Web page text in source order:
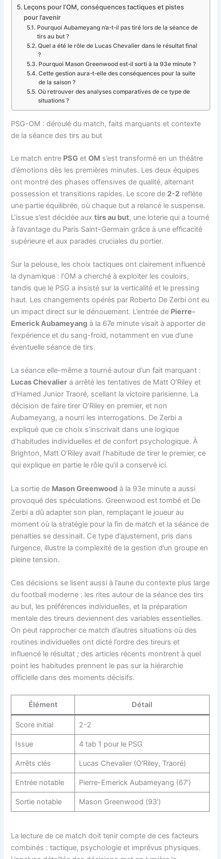
Leçons pour l’OM, conséquences tactiques et pistes
pour l’avenir
Pourquoi Aubameyang n’a-t-il pas tiré lors de la séance de
tirs au but ?
Quel a été le rôle de Lucas Chevalier dans le résultat final
?
Pourquoi Mason Greenwood est-il sorti à la 93e minute ?
Cette gestion aura-t-elle des conséquences pour la suite
de la saison ?
Où retrouver des analyses comparatives de ce type de
situations ?
PSG-OM : déroulé du match, faits marquants et contexte
de la séance des tirs au but
Le match entre PSG etOM s’est transformé en un théâtre
d’émotions dès les premières minutes. Les deux équipes
ont montré des phases offensives de qualité, alternant
possession et transitions rapides. Le score de 2-2 reflète
une partie équilibrée, où chaque but a relancé le suspense.
L’issue s’est décidée auxtirs au but, une loterie qui a tourné
à l’avantage du Paris Saint-Germain grâce à une efficacité
supérieure et aux parades cruciales du portier.
Sur la pelouse, les choix tactiques ont clairement influencé
la dynamique : l’OM a cherché à exploiter les couloirs,
tandis que le PSG a insisté sur la verticalité et le pressing
haut. Les changements opérés par Roberto De Zerbi ont eu
un impact direct sur le dénouement. L’entrée de Pierre-
Emerick Aubameyang à la 67e minute visait à apporter de
l’expérience et du sang-froid, notamment en vue d’une
éventuelle séance de tirs.
La séance elle-même a tourné autour d’un fait marquant :
Lucas Chevalier a arrêté les tentatives de Matt O’Riley et
d’Hamed Junior Traoré, scellant la victoire parisienne. La
décision de faire tirer O’Riley en premier, et non
Aubameyang, a nourri les interrogations. De Zerbi a
expliqué que ce choix s’inscrivait dans une logique
d’habitudes individuelles et de confort psychologique. À
Brighton, Matt O’Riley avait l’habitude de tirer le premier, ce
qui explique en partie le rôle qu’il a conservé ici.
La sortie de Mason Greenwood à la 93e minute a aussi
provoqué des spéculations. Greenwood est tombé et De
Zerbi a dû adapter son plan, remplaçant le joueur au
moment où la stratégie pour la fin de match et la séance de
penalties se dessinait. Ce type d’ajustement, pris dans
l’urgence, illustre la complexité de la gestion d’un groupe en
pleine tension.
Ces décisions se lisent aussi à l’aune du contexte plus large
du football moderne : les rites autour de la séance des tirs
au but, les préférences individuelles, et la préparation
mentale des tireurs deviennent des variables essentielles.
On peut rapprocher ce match d’autres situations où des
routines individuelles ont dicté l’ordre des tireurs et
influencé le résultat ; des articles récents montrent à quel
point les habitudes prennent le pas sur la hiérarchie
officielle dans des moments décisifs.
Élément Détail
Score initial 2-2
Issue 4 tab 1 pour le PSG
Arrêts clés Lucas Chevalier (O’Riley, Traoré)
Entrée notable Pierre-Emerick Aubameyang (67′)
Sortie notable Mason Greenwood (93′)
La lecture de ce match doit tenir compte de ces facteurs
combinés : tactique, psychologie et imprévus physiques.